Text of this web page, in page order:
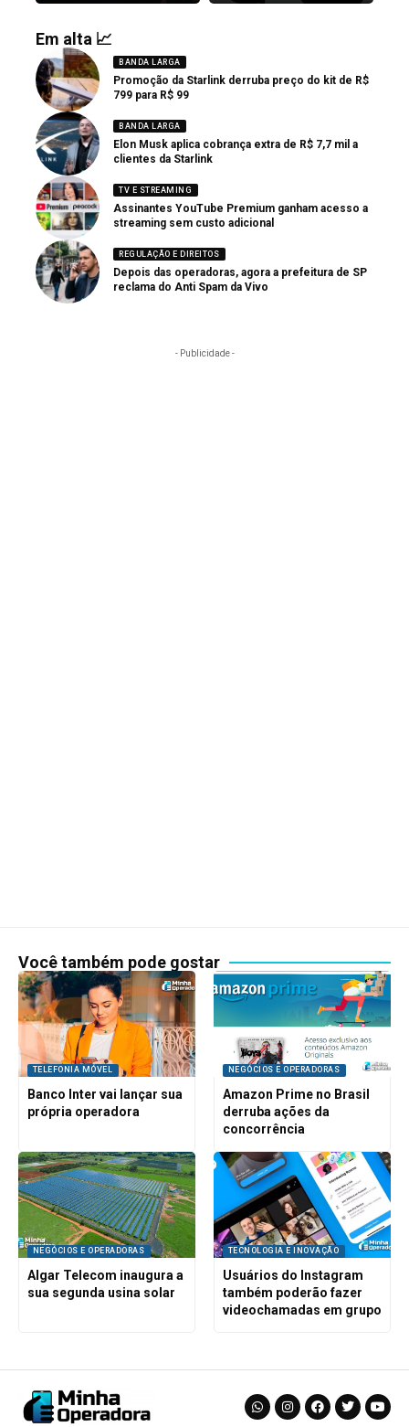
Em alta 📈
BANDA LARGA
Promoção da Starlink derruba preço do kit de R$
799 para R$ 99
BANDA LARGA
Elon Musk aplica cobrança extra de R$ 7,7 mil a
clientes da Starlink
TV E STREAMING
Assinantes YouTube Premium ganham acesso a
streaming sem custo adicional
REGULAÇÃO E DIREITOS
Depois das operadoras, agora a prefeitura de SP
reclama do Anti Spam da Vivo
- Publicidade -
Você também pode gostar
TELEFONIA MÓVEL
Banco Inter vai lançar sua
própria operadora
NEGÓCIOS E OPERADORAS
Amazon Prime no Brasil
derruba ações da
concorrência
NEGÓCIOS E OPERADORAS
Algar Telecom inaugura a
sua segunda usina solar
TECNOLOGIA E INOVAÇÃO
Usuários do Instagram
também poderão fazer
videochamadas em grupo